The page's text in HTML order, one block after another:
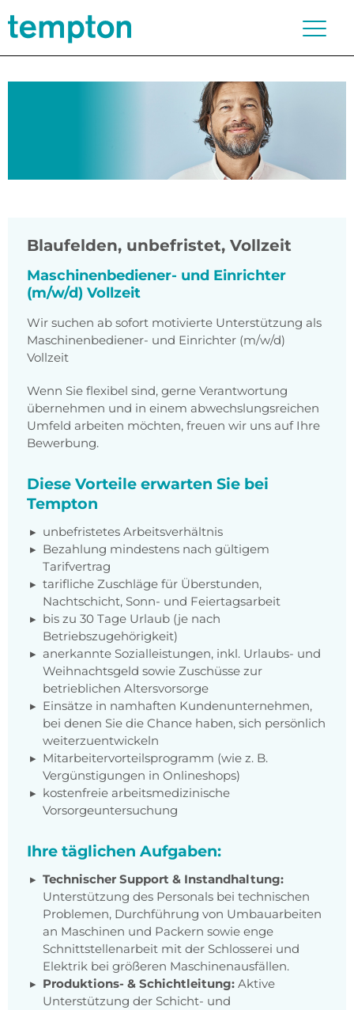
Blaufelden, unbefristet, Vollzeit
Maschinenbediener- und Einrichter
(m/w/d) Vollzeit
Wir suchen ab sofort motivierte Unterstützung als
Maschinenbediener- und Einrichter (m/w/d)
Vollzeit
Wenn Sie flexibel sind, gerne Verantwortung
übernehmen und in einem abwechslungsreichen
Umfeld arbeiten möchten, freuen wir uns auf Ihre
Bewerbung.
Diese Vorteile erwarten Sie bei
Tempton
unbefristetes Arbeitsverhältnis
Bezahlung mindestens nach gültigem
Tarifvertrag
tarifliche Zuschläge für Überstunden,
Nachtschicht, Sonn- und Feiertagsarbeit
bis zu 30 Tage Urlaub (je nach
Betriebszugehörigkeit)
anerkannte Sozialleistungen, inkl. Urlaubs- und
Weihnachtsgeld sowie Zuschüsse zur
betrieblichen Altersvorsorge
Einsätze in namhaften Kundenunternehmen,
bei denen Sie die Chance haben, sich persönlich
weiterzuentwickeln
Mitarbeitervorteilsprogramm (wie z. B.
Vergünstigungen in Onlineshops)
kostenfreie arbeitsmedizinische
Vorsorgeuntersuchung
Ihre täglichen Aufgaben:
Technischer Support & Instandhaltung:
Unterstützung des Personals bei technischen
Problemen, Durchführung von Umbauarbeiten
an Maschinen und Packern sowie enge
Schnittstellenarbeit mit der Schlosserei und
Elektrik bei größeren Maschinenausfällen.
Produktions- & Schichtleitung: Aktive
Unterstützung der Schicht- und